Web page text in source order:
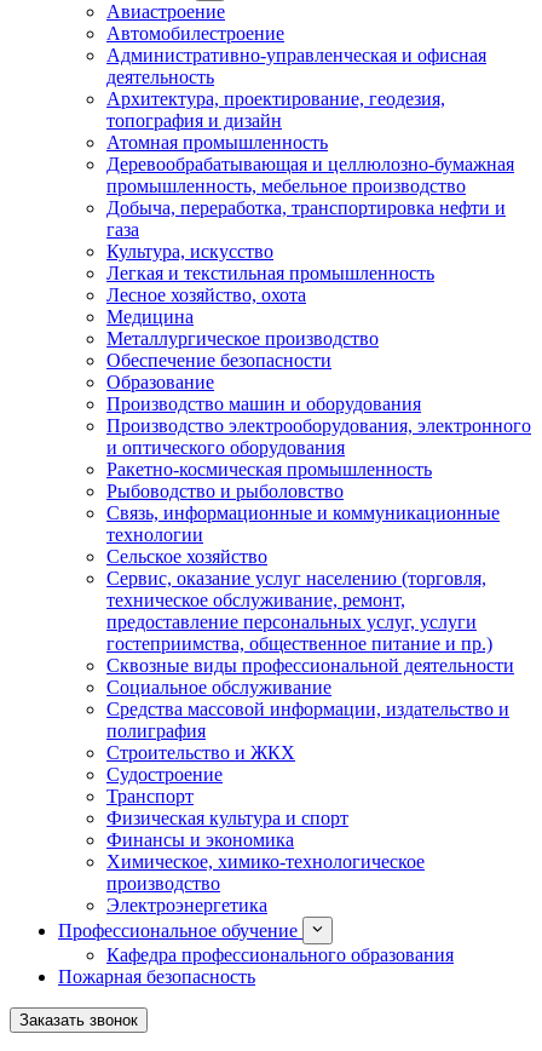
Авиастроение
Автомобилестроение
Административно-управленческая и офисная
деятельность
Архитектура, проектирование, геодезия,
топография и дизайн
Атомная промышленность
Деревообрабатывающая и целлюлозно-бумажная
промышленность, мебельное производство
Добыча, переработка, транспортировка нефти и
газа
Культура, искусство
Легкая и текстильная промышленность
Лесное хозяйство, охота
Медицина
Металлургическое производство
Обеспечение безопасности
Образование
Производство машин и оборудования
Производство электрооборудования, электронного
и оптического оборудования
Ракетно-космическая промышленность
Рыбоводство и рыболовство
Связь, информационные и коммуникационные
технологии
Сельское хозяйство
Сервис, оказание услуг населению (торговля,
техническое обслуживание, ремонт,
предоставление персональных услуг, услуги
гостеприимства, общественное питание и пр.)
Сквозные виды профессиональной деятельности
Социальное обслуживание
Средства массовой информации, издательство и
полиграфия
Строительство и ЖКХ
Судостроение
Транспорт
Физическая культура и спорт
Финансы и экономика
Химическое, химико-технологическое
производство
Электроэнергетика
Профессиональное обучение
Кафедра профессионального образования
Пожарная безопасность
Заказать звонок